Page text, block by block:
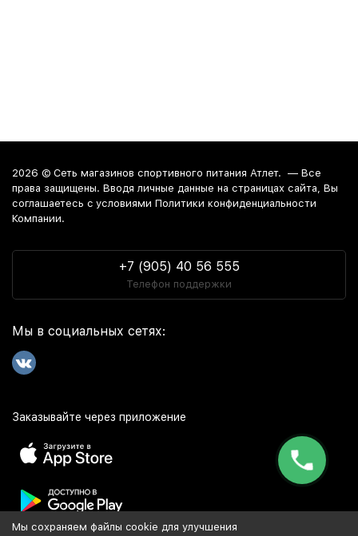
2026 © Сеть магазинов спортивного питания Атлет. — Все
права защищены. Вводя личные данные на страницах сайта, Вы
соглашаетесь c условиями Политики конфиденциальности
Компании.
+7 (905) 40 56 555
Телефон поддержки
Мы в социальных сетях:
Заказывайте через приложение
Мы сохраняем файлы cookie для улучшения